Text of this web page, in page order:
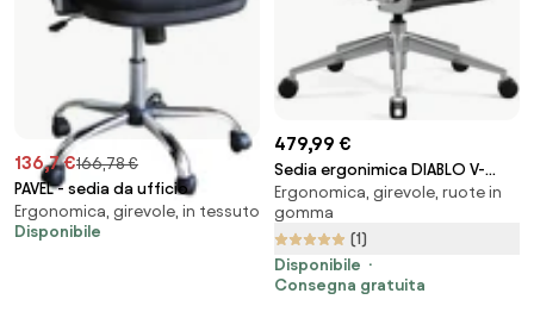
136,7 €166,78 €
PAVEL - sedia da ufficio
Ergonomica, girevole, in tessuto
Disponibile
479,99 €
Sedia ergonimica DIABLO V-
MASTER: nero
Ergonomica, girevole, ruote in
gomma
(1)
Disponibile
Consegna gratuita